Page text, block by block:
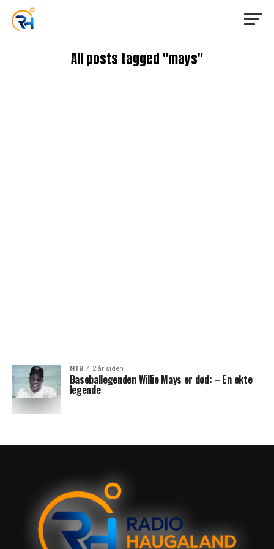
All posts tagged "mays"
NTB 2 år siden
Baseballegenden Willie Mays er død: – En ekte
legende